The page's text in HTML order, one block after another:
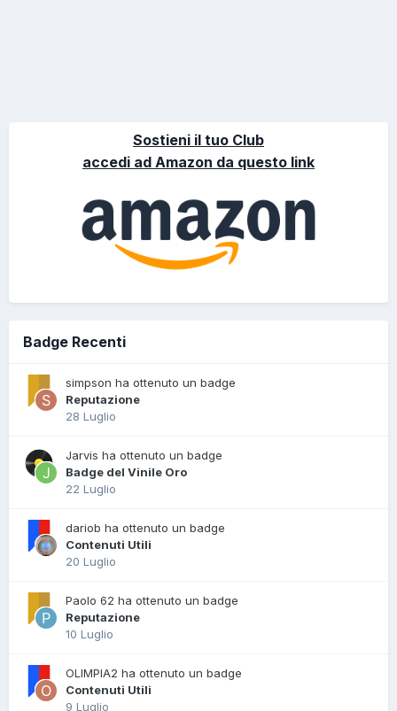
Sostieni il tuo Club
accedi ad Amazon da questo link
Badge Recenti
simpson ha ottenuto un badge
Reputazione
28 Luglio
Jarvis ha ottenuto un badge
Badge del Vinile Oro
22 Luglio
dariob ha ottenuto un badge
Contenuti Utili
20 Luglio
Paolo 62 ha ottenuto un badge
Reputazione
10 Luglio
OLIMPIA2 ha ottenuto un badge
Contenuti Utili
9 Luglio